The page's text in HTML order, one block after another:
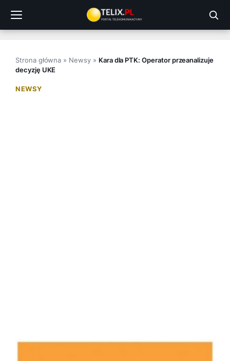
treści
Strona główna » Newsy» Kara dla PTK: Operator przeanalizuje
decyzję UKE
NEWSY